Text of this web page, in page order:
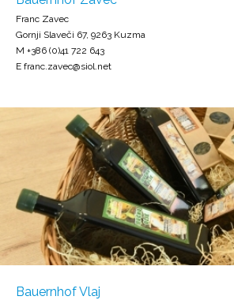
Franc Zavec
Gornji Slaveči 67, 9263 Kuzma
M +386 (0)41 722 643
E franc.zavec@siol.net
Bauernhof Vlaj